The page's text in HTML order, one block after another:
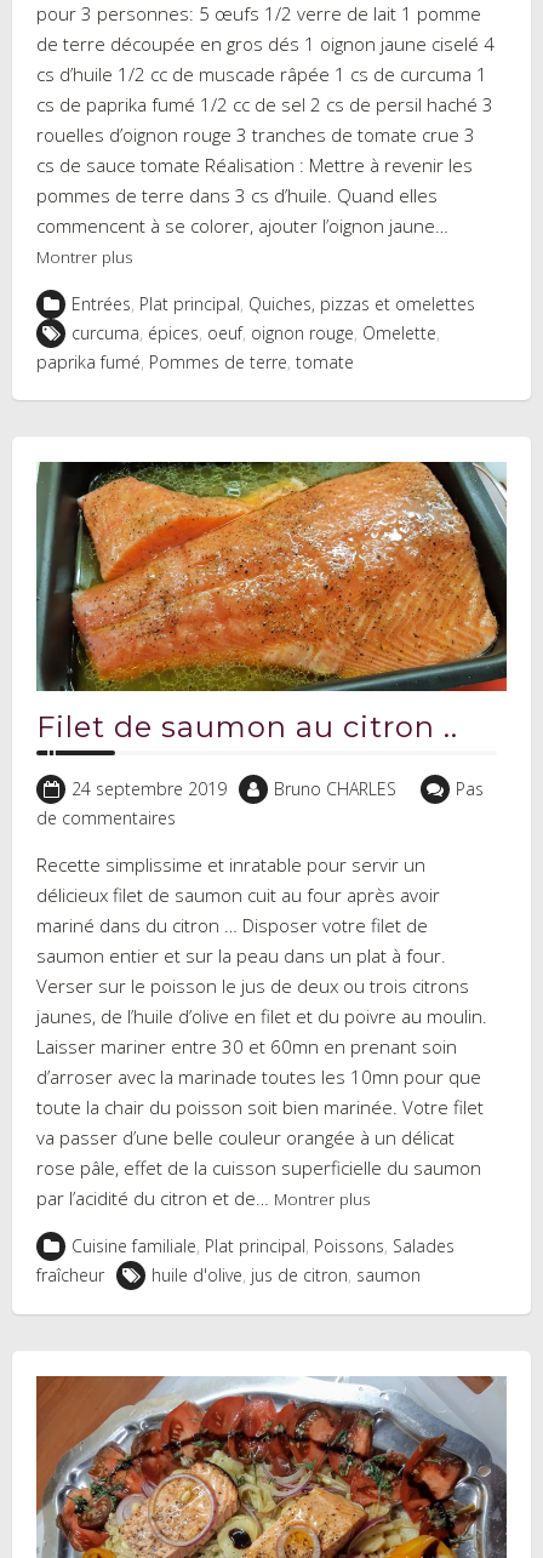
pour 3 personnes: 5 œufs 1/2 verre de lait 1 pomme
de terre découpée en gros dés 1 oignon jaune ciselé 4
cs d’huile 1/2 cc de muscade râpée 1 cs de curcuma 1
cs de paprika fumé 1/2 cc de sel 2 cs de persil haché 3
rouelles d’oignon rouge 3 tranches de tomate crue 3
cs de sauce tomate Réalisation : Mettre à revenir les
pommes de terre dans 3 cs d’huile. Quand elles
commencent à se colorer, ajouter l’oignon jaune…
Montrer plus
Entrées, Plat principal, Quiches, pizzas et omelettes
curcuma, épices, oeuf, oignon rouge, Omelette,
paprika fumé, Pommes de terre, tomate
Filet de saumon au citron ..
24 septembre 2019 Bruno CHARLES
Pas
de commentaires
Recette simplissime et inratable pour servir un
délicieux filet de saumon cuit au four après avoir
mariné dans du citron … Disposer votre filet de
saumon entier et sur la peau dans un plat à four.
Verser sur le poisson le jus de deux ou trois citrons
jaunes, de l’huile d’olive en filet et du poivre au moulin.
Laisser mariner entre 30 et 60mn en prenant soin
d’arroser avec la marinade toutes les 10mn pour que
toute la chair du poisson soit bien marinée. Votre filet
va passer d’une belle couleur orangée à un délicat
rose pâle, effet de la cuisson superficielle du saumon
par l’acidité du citron et de…
Montrer plus
Cuisine familiale, Plat principal, Poissons, Salades
fraîcheur
huile d'olive, jus de citron, saumon